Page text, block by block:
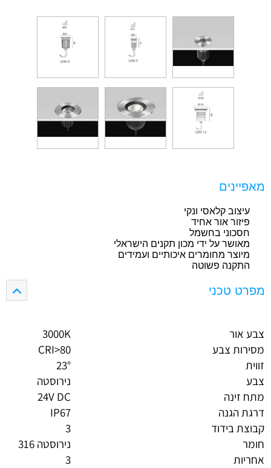
מאפיינים
עיצוב קלאסי ונקי
פיזור אור אחיד
חסכוני בחשמל
מאושר על ידי מכון תקנים הישראלי
מיוצר מחומרים איכותיים ועמידים
התקנה פשוטה
מפרט טכני
צבע אור
3000K
מסירות צבע
CRI>80
זווית
23°
צבע
נירוסטה
מתח זינה
24V DC
דרגת הגנה
IP67
קבוצת בידוד
3
חומר
נירוסטה 316
אחריות
3